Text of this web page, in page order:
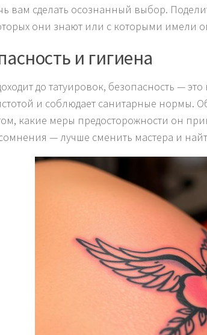
вам сделать осознанный выбор.
они знают или с которыми имели
и гигиена
до татуировок, безопасность —
и соблюдает санитарные нормы.
какие меры предосторожности он
— лучше сменить мастера и